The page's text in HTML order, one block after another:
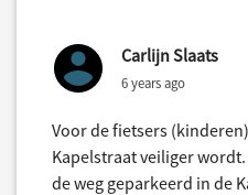
Carlijn Slaats
6 years ago
Voor de fietsers
Kapelstraat veiliger wordt.
de weg geparkeerd in de